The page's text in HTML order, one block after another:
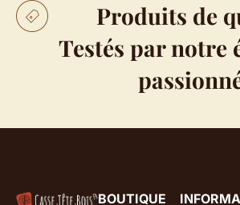
Produits de
Testés par notre
BOUTIQUE